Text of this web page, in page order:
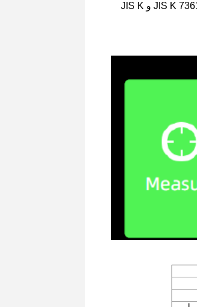
4). يتوافق مقياس الضبابية مع معايير GB/T 2410 و ASTM D1003/1044 و ISO 13468/14782 و JIS K 7105 و JIS K 7361 و JIS K